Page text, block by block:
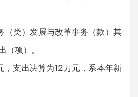
类）发展与改革事务（款）其
（项）。
支出决算为12万元，系本年新